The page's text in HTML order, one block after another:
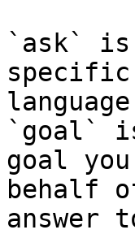
`ask` is
`goal`
goal
behalf
answer